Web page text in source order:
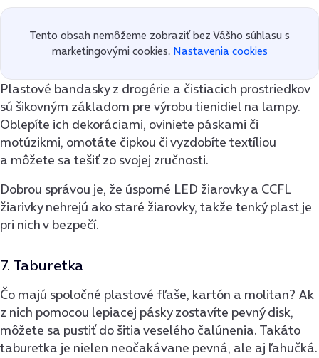
Tento obsah nemôžeme zobraziť bez Vášho súhlasu s
marketingovými cookies. Nastavenia cookies
Plastové bandasky z drogérie a čistiacich prostriedkov
sú šikovným základom pre výrobu tienidiel na lampy.
Oblepíte ich dekoráciami, oviniete páskami či
motúzikmi, omotáte čipkou či vyzdobíte textíliou
a môžete sa tešiť zo svojej zručnosti.
Dobrou správou je, že úsporné LED žiarovky a CCFL
žiarivky nehrejú ako staré žiarovky, takže tenký plast je
pri nich v bezpečí.
7. Taburetka
Čo majú spoločné plastové fľaše, kartón a molitan? Ak
z nich pomocou lepiacej pásky zostavíte pevný disk,
môžete sa pustiť do šitia veselého čalúnenia. Takáto
taburetka je nielen neočakávane pevná, ale aj ľahučká.